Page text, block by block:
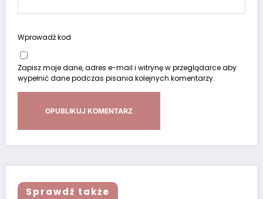
Wprowadź kod
Zapisz moje dane, adres e-mail i witrynę w przeglądarce aby
wypełnić dane podczas pisania kolejnych komentarzy.
Sprawdź także